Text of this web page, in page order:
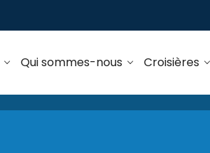
Qui sommes-nous Croisières